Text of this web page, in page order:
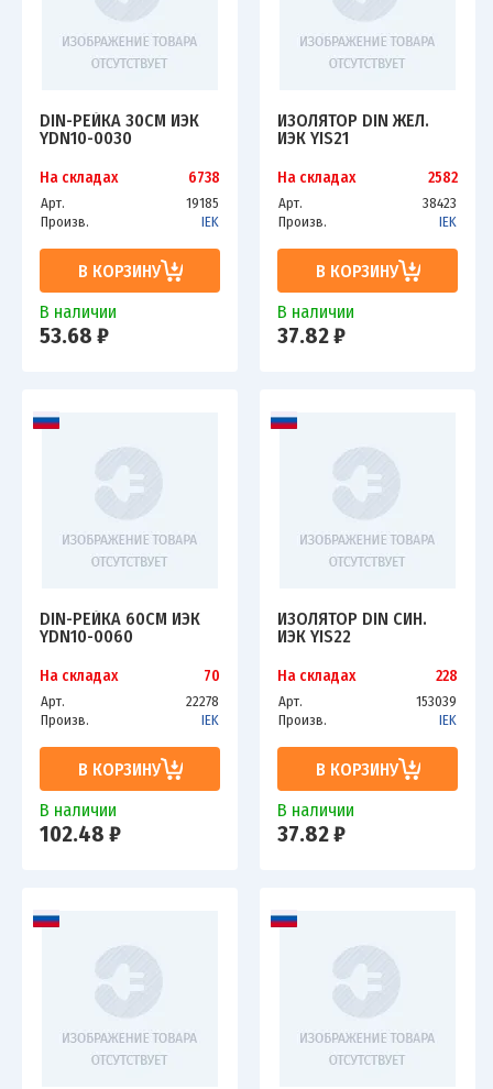
DIN-РЕЙКА 30СМ ИЭК
YDN10-0030
На складах 6738
Арт.
19185
Произв.
IEK
В КОРЗИНУ
В наличии
53.68 ₽
ИЗОЛЯТОР DIN ЖЕЛ.
ИЭК YIS21
На складах 2582
Арт.
38423
Произв.
IEK
В КОРЗИНУ
В наличии
37.82 ₽
DIN-РЕЙКА 60СМ ИЭК
YDN10-0060
На складах 70
Арт.
22278
Произв.
IEK
В КОРЗИНУ
В наличии
102.48 ₽
ИЗОЛЯТОР DIN СИН.
ИЭК YIS22
На складах 228
Арт.
153039
Произв.
IEK
В КОРЗИНУ
В наличии
37.82 ₽